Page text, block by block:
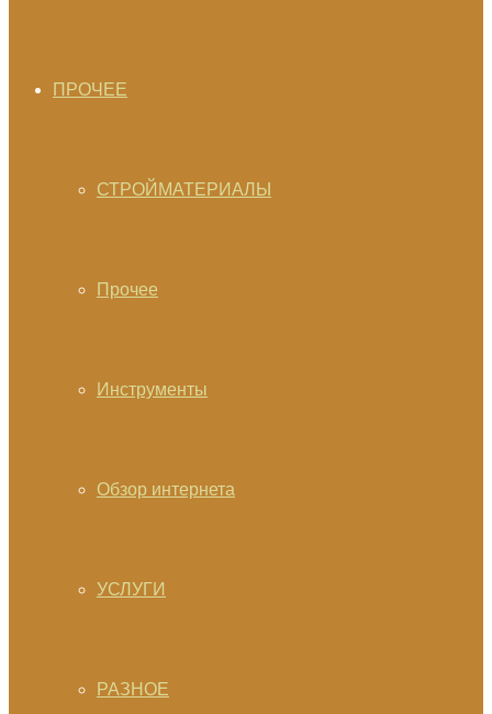
ПРОЧЕЕ
СТРОЙМАТЕРИАЛЫ
Прочее
Инструменты
Обзор интернета
УСЛУГИ
РАЗНОЕ